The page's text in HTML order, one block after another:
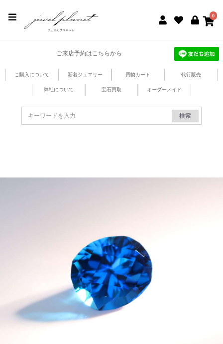
0
ご来店予約はこちらから
ご購入について 新着ジュエリー 買物カート 代行販売
弊社について 宝石買取 オーダーメイド
検索